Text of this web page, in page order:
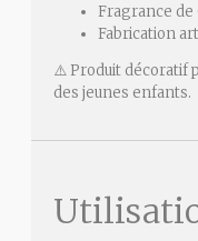
Fragrance de
Fabrication
⚠️ Produit décoratif
des jeunes enfants.